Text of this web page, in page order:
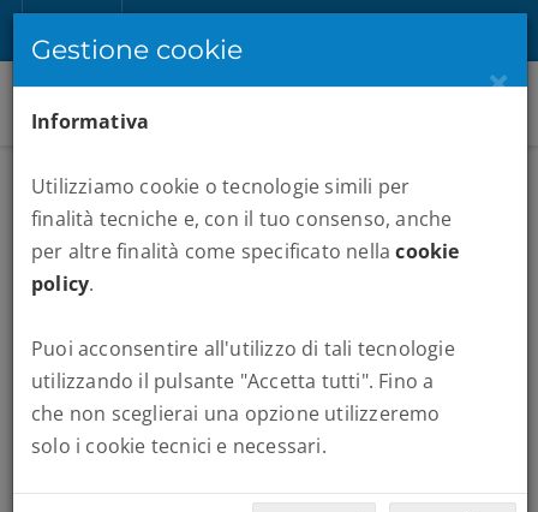
MARATONE :ATHENS MARATHON
Quando vuoi partire:
Gestione cookie
×
Informativa
Utilizziamo cookie o tecnologie simili per
finalità tecniche e, con il tuo consenso, anche
per altre finalità come specificato nellacookie
policy.
Puoi acconsentire all'utilizzo di tali tecnologie
utilizzando il pulsante "Accetta tutti". Fino a
che non sceglierai una opzione utilizzeremo
solo i cookie tecnici e necessari.